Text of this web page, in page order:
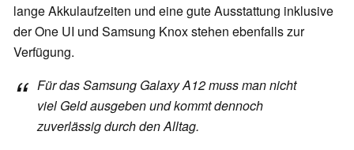
lange Akkulaufzeiten und eine gute Ausstattung inklusive
der One UI und Samsung Knox stehen ebenfalls zur
Verfügung.
Für das Samsung Galaxy A12 muss man nicht
viel Geld ausgeben und kommt dennoch
zuverlässig durch den Alltag.